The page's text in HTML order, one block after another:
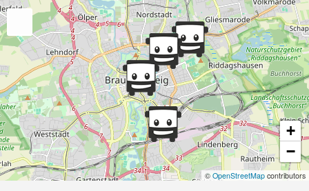
+
−
© OpenStreetMap contributors